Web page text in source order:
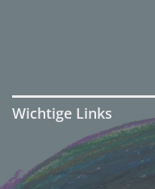
Wichtige Links